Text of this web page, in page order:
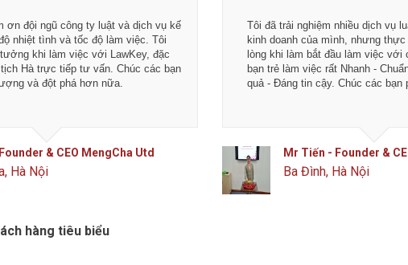
ơn đội ngũ công ty luật và dịch vụ kế
nhiệt tình và tốc độ làm việc. Tôi
khi làm việc với LawKey, đặc
Hà trực tiếp tư vấn. Chúc các bạn
và đột phá hơn nữa.
& CEO MengCha Utd
Hà Nội
Tôi đã trải nghiệm nhiều dịch vụ
kinh doanh của mình, nhưng
lòng khi làm bắt đầu làm việc với
bạn trẻ làm việc rất Nhanh -
quả - Đáng tin cậy. Chúc các bạn
Mr Tiến - Founder &
Ba Đình, Hà Nội
hàng tiêu biểu